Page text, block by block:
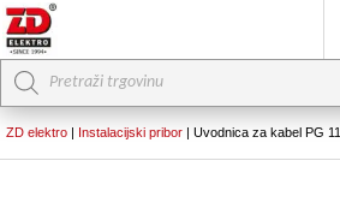
Products
search
ZD elektro | Instalacijski pribor | Uvodnica za kabel PG 11